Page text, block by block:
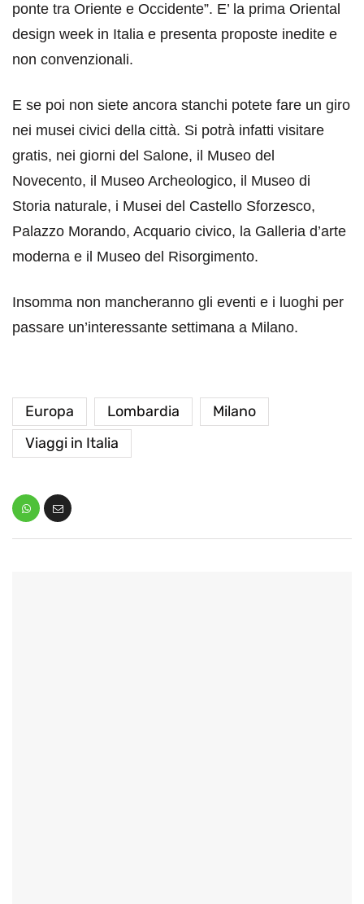
ponte tra Oriente e Occidente”. E’ la prima Oriental
design week in Italia e presenta proposte inedite e
non convenzionali.
E se poi non siete ancora stanchi potete fare un giro
nei musei civici della città. Si potrà infatti visitare
gratis, nei giorni del Salone, il Museo del
Novecento, il Museo Archeologico, il Museo di
Storia naturale, i Musei del Castello Sforzesco,
Palazzo Morando, Acquario civico, la Galleria d’arte
moderna e il Museo del Risorgimento.
Insomma non mancheranno gli eventi e i luoghi per
passare un’interessante settimana a Milano.
Europa Lombardia
Milano
Viaggi in Italia